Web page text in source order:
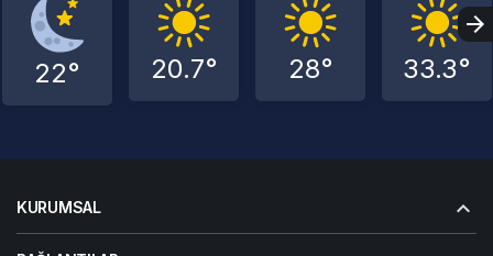
22° 20.7° 28° 33.3°
KURUMSAL